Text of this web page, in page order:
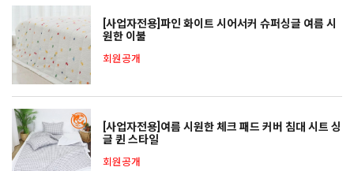
[사업자전용]파인 화이트 시어서커 슈퍼싱글 여름 시
원한 이불
회원공개
[사업자전용]여름 시원한 체크 패드 커버 침대 시트 싱
글 퀸 스타일
회원공개